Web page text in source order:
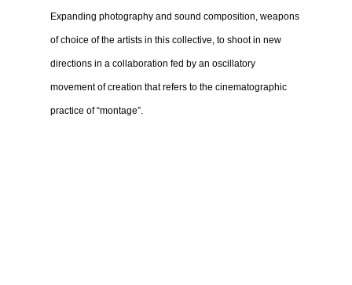
Expanding photography and sound composition, weapons
of choice of the artists in this collective, to shoot in new
directions in a collaboration fed by an oscillatory
movement of creation that refers to the cinematographic
practice of “montage”.